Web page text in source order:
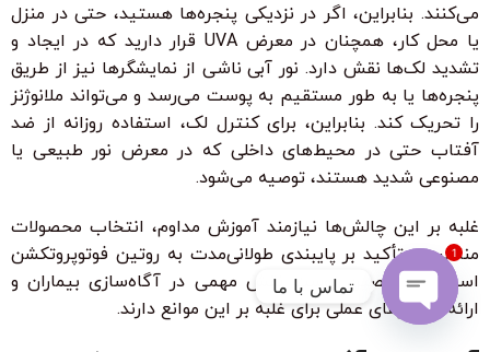
می‌کنند. بنابراین، اگر در نزدیکی پنجره‌ها هستید، حتی در منزل
یا محل کار، همچنان در معرض UVA قرار دارید که در ایجاد و
تشدید لک‌ها نقش دارد. نور آبی ناشی از نمایشگرها نیز از طریق
پنجره‌ها یا به طور مستقیم به پوست می‌رسد و می‌تواند ملانوژنز
را تحریک کند. بنابراین، برای کنترل لک، استفاده روزانه از ضد
آفتاب حتی در محیط‌های داخلی که در معرض نور طبیعی یا
مصنوعی شدید هستند، توصیه می‌شود.
غلبه بر این چالش‌ها نیازمند آموزش مداوم، انتخاب محصولات
مناسب و تأکید بر پایبندی طولانی‌مدت به روتین فوتوپروتکشن
است. متخصصین پوست نقش مهمی در آگاه‌سازی بیماران و
ارائه راهکارهای عملی برای غلبه بر این موانع دارند.
تماس با ما
1